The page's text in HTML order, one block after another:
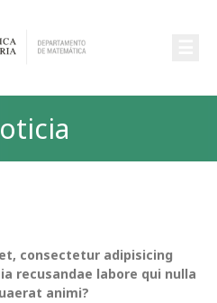
consectetur adipisicing
recusandae labore qui nulla
animi?